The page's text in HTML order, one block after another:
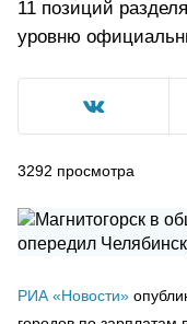
11 позиций
уровню
3292 просмотра
РИА «Новости»